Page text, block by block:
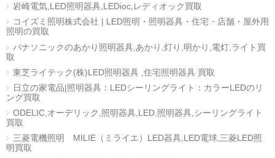
岩崎電気,LED照明器具,LEDioc,レディオック買取
コイズミ照明株式会社 | LED照明・照明器具・住宅・店舗・屋外用
照明の買取
パナソニックのあかり照明器具,あかり,灯り,明かり,電灯,ライト買
取
東芝ライテック(株)LED照明器具 ,住宅照明器具 買取
日立の家電品|照明器具：LEDシーリングライト：カラーLEDのリ
ング買取
ODELIC,オーデリック,照明器具,LED,照明器具,シーリングライト
買取
三菱電機照明 MILIE（ミライエ）LED器具,LED電球,三菱LED照
明買取